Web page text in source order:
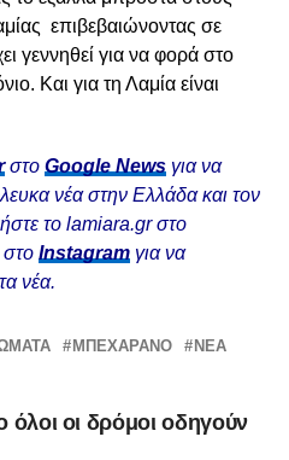
επιβεβαιώνοντας σε
γεννηθεί για να φορά στο
Και για τη Λαμία είναι
στο Google Newsγια να
νέα στην Ελλάδα και τον
το lamiara.gr στο
Instagram για να
νέα.
ΜΠΕΧΑΡΆΝΟ
ΝΈΑ
οι δρόμοι οδηγούν